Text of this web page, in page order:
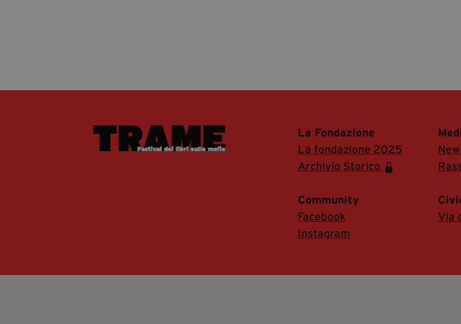
La Fondazione
La fondazione 2025
Archivio Storico
Community
Facebook
Instagram
Via